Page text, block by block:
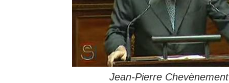
Jean-Pierre Chevènement